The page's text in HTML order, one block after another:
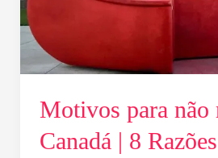
Motivos para não
Canadá | 8
para
considerar